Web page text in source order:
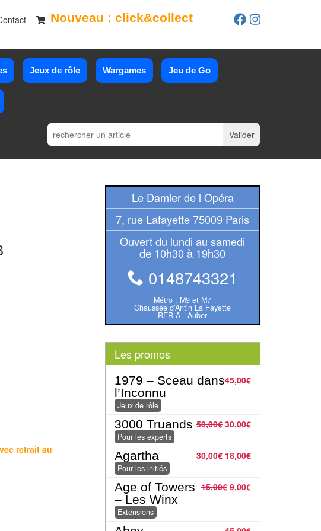
Nouveau : click&collect
Jeux de rôle Wargames Jeu de Go
retrait au
Le Damier de l Opéra
7, rue Lafayette 75009 Paris
Ouvert du lundi au samedi
de 10h30 à 19h30
0148743321
Métro : M9 et M7
Chaussée d’Antin La Fayette
RER A - Auber
Les promos
45,00€
1979 – Sceau dans
l’Inconnu
Jeux de rôle
50,00€ 30,00€
3000 Truands
Pour les experts
30,00€ 18,00€
Agartha
Pour les initiés
15,00€ 9,00€
Age of Towers
– Les Winx
Extensions